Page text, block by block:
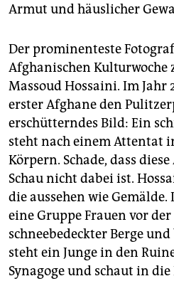
Armut und häuslicher
Der prominenteste
Afghanischen Kulturwoche
Massoud Hossaini. Im Jahr
erster Afghane den
erschütterndes Bild: Ein
steht nach einem Attentat
Körpern. Schade, dass
Schau nicht dabei ist.
die aussehen wie
eine Gruppe Frauen vor der
schneebedeckter Berge
steht ein Junge in den
Synagoge und schaut in